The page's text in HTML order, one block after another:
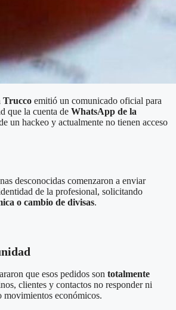
Trucco emitió un comunicado oficial para
que la cuenta de WhatsApp de la
un hackeo y actualmente no tienen acceso
desconocidas comenzaron a enviar
de la profesional, solicitando
o cambio de divisas.
que esos pedidos son totalmente
clientes y contactos no responder ni
movimientos económicos.